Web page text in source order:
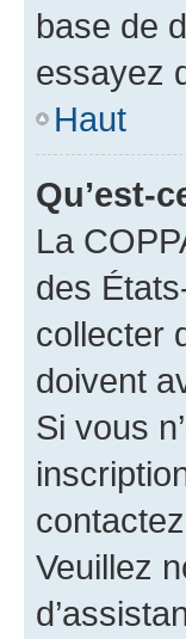
base de
essayez
Haut
Qu’est-
La
des
collecter
doivent
Si vous
Veuillez